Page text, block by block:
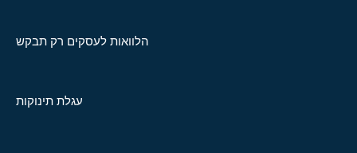
הלוואות לעסקים רק תבקש
עגלת תינוקות